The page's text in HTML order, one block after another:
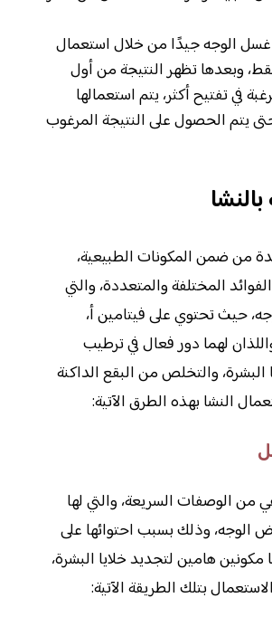
الوجه جيدًا من خلال استعمال
وبعدها تظهر النتيجة من أول
في تفتيح أكثر، يتم استعمالها
يتم الحصول على النتيجة المرغوب
من ضمن المكونات الطبيعية،
المختلفة والمتعددة، والتي
حيث تحتوي على فيتامين أ،
لهما دور فعال في ترطيب
البشرة، والتخلص من البقع الداكنة
النشا بهذه الطرق الآتية:
من الوصفات السريعة، والتي لها
الوجه، وذلك بسبب احتوائها على
هامين لتجديد خلايا البشرة،
بتلك الطريقة الآتية: